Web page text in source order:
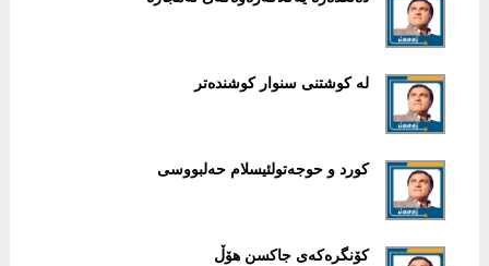
لە کوشتنی سنوار کوشندەتر
کورد و حوجەتولئیسلام حەلبووسی
کۆنگرەکەی جاکسن هۆڵ